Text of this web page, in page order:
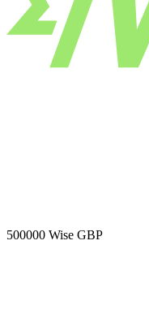
500000 Wise GBP